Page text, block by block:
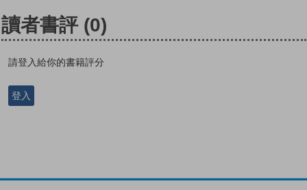
讀者書評 (0)
請登入給你的書籍評分
登入